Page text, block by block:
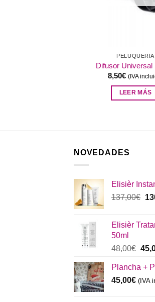
PELUQUERÍA
Difusor Universal
8,50€ (IVA
LEER MÁS
NOVEDADES
Elisièr
137,00€ El
Elisièr
50ml
48,00€ El
era:
Plancha +
45,00€ (IVA